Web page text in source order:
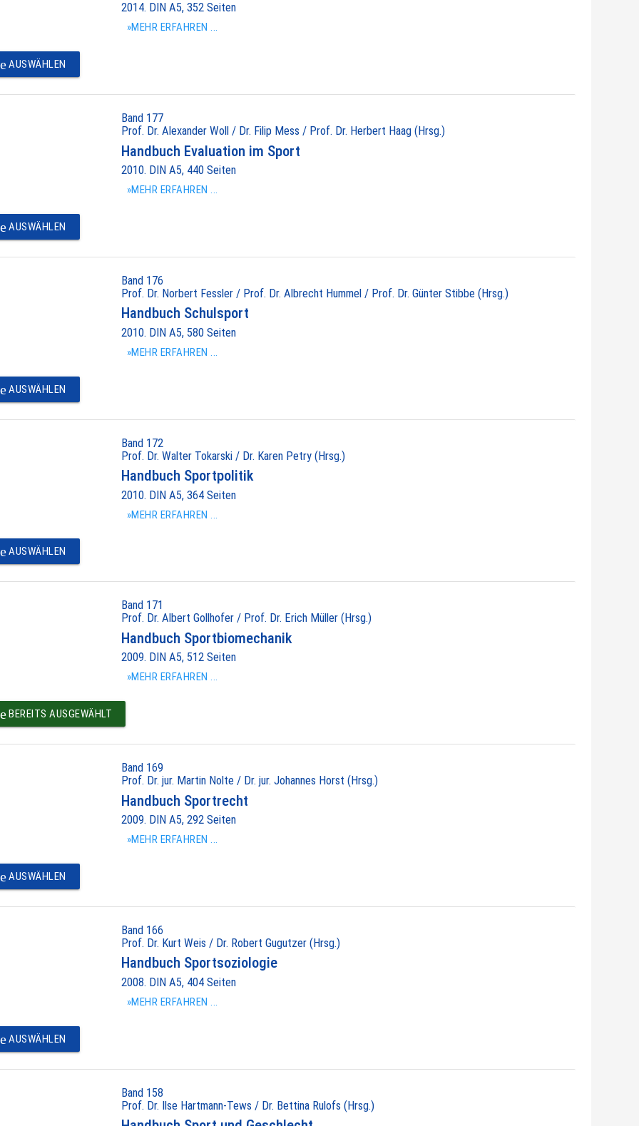
2014. DIN A5, 352 Seiten
»MEHR ERFAHREN ...
AUSWÄHLEN
Band 177
Prof. Dr. Alexander Woll / Dr. Filip Mess / Prof. Dr. Herbert Haag (Hrsg.)
Handbuch Evaluation im Sport
2010. DIN A5, 440 Seiten
»MEHR ERFAHREN ...
AUSWÄHLEN
Band 176
Prof. Dr. Norbert Fessler / Prof. Dr. Albrecht Hummel / Prof. Dr. Günter Stibbe (Hrsg.)
Handbuch Schulsport
2010. DIN A5, 580 Seiten
»MEHR ERFAHREN ...
AUSWÄHLEN
Band 172
Prof. Dr. Walter Tokarski / Dr. Karen Petry (Hrsg.)
Handbuch Sportpolitik
2010. DIN A5, 364 Seiten
»MEHR ERFAHREN ...
AUSWÄHLEN
Band 171
Prof. Dr. Albert Gollhofer / Prof. Dr. Erich Müller (Hrsg.)
Handbuch Sportbiomechanik
2009. DIN A5, 512 Seiten
»MEHR ERFAHREN ...
BEREITS AUSGEWÄHLT
Band 169
Prof. Dr. jur. Martin Nolte / Dr. jur. Johannes Horst (Hrsg.)
Handbuch Sportrecht
2009. DIN A5, 292 Seiten
»MEHR ERFAHREN ...
AUSWÄHLEN
Band 166
Prof. Dr. Kurt Weis / Dr. Robert Gugutzer (Hrsg.)
Handbuch Sportsoziologie
2008. DIN A5, 404 Seiten
»MEHR ERFAHREN ...
AUSWÄHLEN
Band 158
Prof. Dr. Ilse Hartmann-Tews / Dr. Bettina Rulofs (Hrsg.)